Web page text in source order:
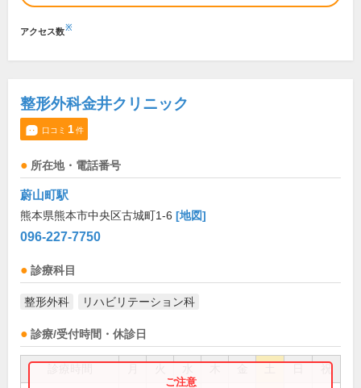
アクセス数※
整形外科金井クリニック
口コミ 1件
所在地・電話番号
蔚山町駅
熊本県熊本市中央区古城町1-6 [地図]
096-227-7750
診療科目
整形外科 リハビリテーション科
診療/受付時間・休診日
祝